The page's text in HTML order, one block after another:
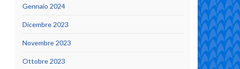
Gennaio 2024
Dicembre 2023
Novembre 2023
Ottobre 2023